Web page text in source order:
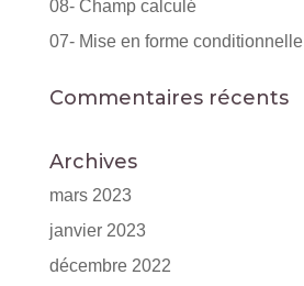
08- Champ calculé
07- Mise en forme conditionnelle
Commentaires récents
Archives
mars 2023
janvier 2023
décembre 2022